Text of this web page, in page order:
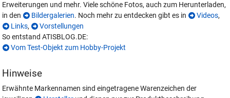
Erweiterungen und mehr. Viele schöne Fotos, auch zum Herunterladen,
in den
Bildergalerien. Noch mehr zu entdecken gibt es in Videos,
Links,
Vorstellungen
So entstand ATISBLOG.DE:
Vom Test-Objekt zum Hobby-Projekt
Hinweise
Erwähnte Markennamen sind eingetragene Warenzeichen der